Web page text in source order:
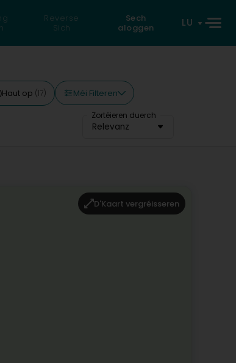
Reverse
Sich
Sech
aloggen
LU
Haut op (17) Méi Filteren
Zortéieren duerch
Relevanz
D'Kaart vergréisseren